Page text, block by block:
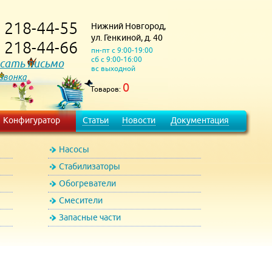
218-44-55
218-44-66
письмо
Нижний Новгород,
ул. Генкиной, д. 40
пн-пт с 9:00-19:00
сб с 9:00-16:00
вс выходной
Товаров: 0
Конфигуратор Статьи Новости Документация
Насосы
Стабилизаторы
Обогреватели
Смесители
Запасные части